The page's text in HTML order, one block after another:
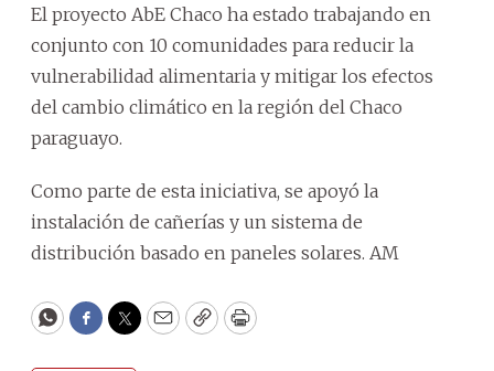
El proyecto AbE Chaco ha estado trabajando en
conjunto con 10 comunidades para reducir la
vulnerabilidad alimentaria y mitigar los efectos
del cambio climático en la región del Chaco
paraguayo.
Como parte de esta iniciativa, se apoyó la
instalación de cañerías y un sistema de
distribución basado en paneles solares. AM
WhatsApp
Facebook
Twitter
EmailCopyPrint